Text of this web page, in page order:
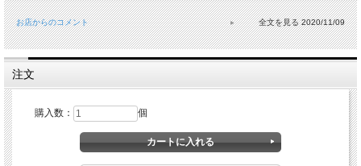
※ チェーンは別売りです
※ ホワイトゴールド、プラチナでのご注文も承っております。ご希望の場合は別
途お問合せ下さいませ。
※ 金は相場によって価格が変動するため、随時価格の見直しをさせて頂きます。
【レビューキャンペーン対象商品】
商品到着後、レビューを書くとお約束頂いた場合、送料無料、もしくは磨き布をプ
お店からのコメント 2020/11/09
注文
購入数： 個